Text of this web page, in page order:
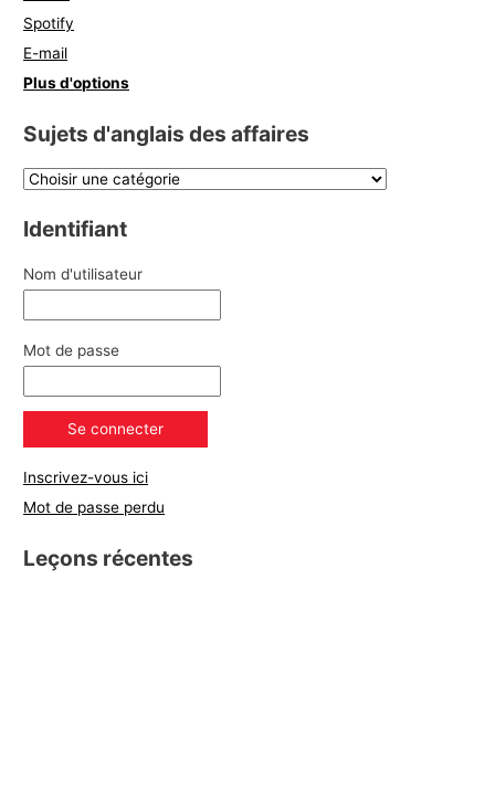
Spotify
E-mail
Plus d'options
Sujets d'anglais des affaires
Identifiant
Nom d'utilisateur
Mot de passe
Inscrivez-vous ici
Mot de passe perdu
Leçons récentes